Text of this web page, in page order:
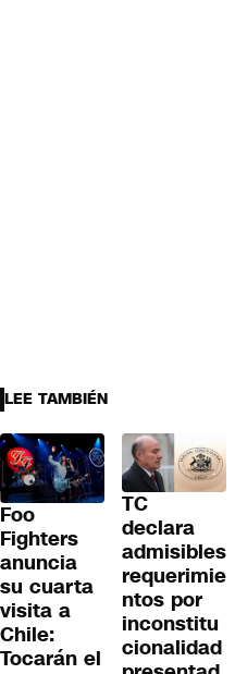
LEE TAMBIÉN
Foo
Fighters
anuncia
su cuarta
visita a
Chile:
Tocarán el
TC
declara
admisibles
requerimie
ntos por
inconstitu
cionalidad